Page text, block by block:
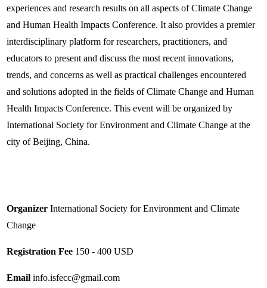
experiences and research results on all aspects of Climate Change
and Human Health Impacts Conference. It also provides a premier
interdisciplinary platform for researchers, practitioners, and
educators to present and discuss the most recent innovations,
trends, and concerns as well as practical challenges encountered
and solutions adopted in the fields of Climate Change and Human
Health Impacts Conference. This event will be organized by
International Society for Environment and Climate Change at the
city of Beijing, China.
Organizer International Society for Environment and Climate
Change
Registration Fee 150 - 400 USD
Email info.isfecc@gmail.com